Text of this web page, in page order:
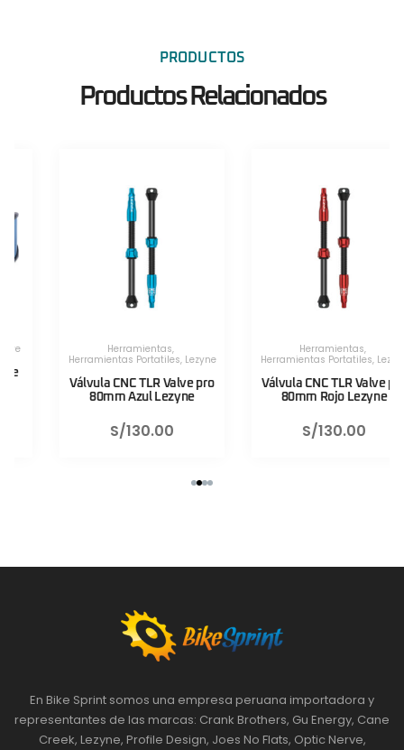
PRODUCTOS
Productos Relacionados
Herramientas,
Herramientas Portatiles,Lezyne
Válvula CNC TLR Valve pro
80mm Azul Lezyne
130.00
Herramientas,
Herramientas Portatiles,Lezyne
Válvula CNC TLR Valve pro
80mm Rojo Lezyne
130.00
En Bike Sprint somos una empresa peruana importadora y
representantes de las marcas: Crank Brothers, Gu Energy, Cane
Creek, Lezyne, Profile Design, Joes No Flats, Optic Nerve,